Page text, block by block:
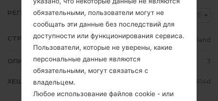
РЕГИОН 3IE
СТРАНА Ireland
ОПИСАНИЕ 3
ХЕШ e9f9d5ba000c57aa66e63fb26df4614d
обязательными, пользователи могут не
сообщать эти данные без последствий для
доступности или функционирования сервиса.
Пользователи, которые не уверены, какие
персональные данные являются
обязательными, могут связаться с
владельцем.
Любое использование файлов cookie - или